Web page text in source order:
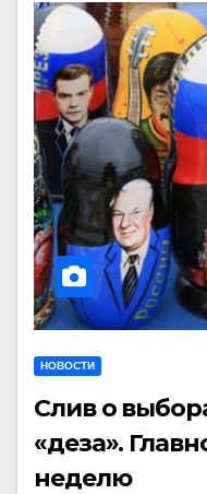
НОВОСТИ
Слив о
«деза».
неделю